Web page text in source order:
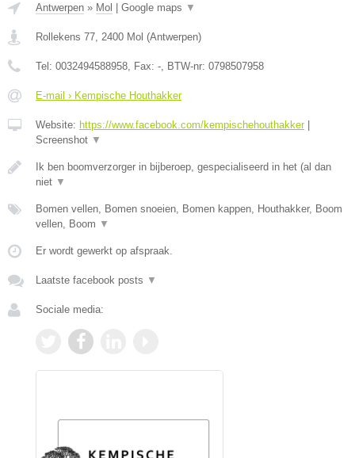
Antwerpen » Mol | Google maps ▼
Rollekens 77 2400 Mol (Antwerpen)
Tel: 0032494588958 , Fax: - , BTW-nr: 0798507958
E-mail › Kempische Houthakker
Website: https://www.facebook.com/kempischehouthakker|
Screenshot ▼
Ik ben boomverzorger in bijberoep, gespecialiseerd in het (al dan
niet ▼
Bomen vellen, Bomen snoeien, Bomen kappen, Houthakker, Boom
vellen, Boom ▼
Er wordt gewerkt op afspraak.
Laatste facebook posts ▼
Sociale media: